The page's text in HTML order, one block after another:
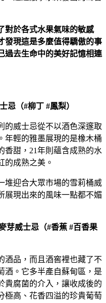
對於各式水果氣味的敏感
發現這是多麼值得驕傲的事
過去生命中的美好記憶相連
忌（#柳丁 #鳳梨）
的威士忌從不以酒色深邃取
年輕的雅墨展現的是橡木桶
香甜，21年則蘊含成熟的水
的成熟之美。
堆迎合大眾市場的雪莉桶威
展現出來的風味一點都不媚
芽威士忌（#香蕉 #百香果
酒品，而且酒窖裡也藏了不
酒。它多半產自蘇甸區，是
貴腐菌的介入，讓收成後的
極高、花香四溢的珍貴葡萄